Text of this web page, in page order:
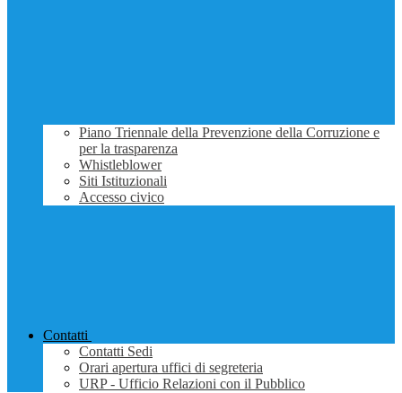
Piano Triennale della Prevenzione della Corruzione e
per la trasparenza
Whistleblower
Siti Istituzionali
Accesso civico
Contatti
Contatti Sedi
Orari apertura uffici di segreteria
URP - Ufficio Relazioni con il Pubblico